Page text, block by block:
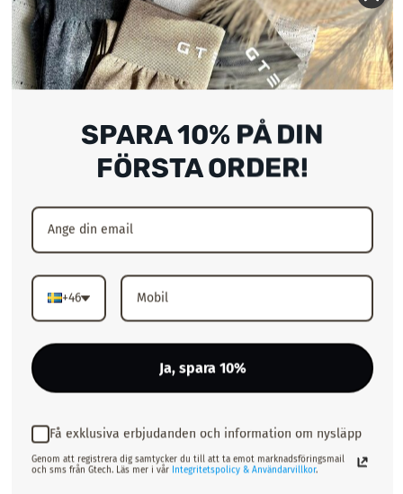
En ny favorit!
Louise D.
Verifierad köpare 16/12/25
Så skönt och snygg
Så skönt och snygg
Sandra L.
Sitter så bra och
färgen
SPARA 10% PÅ DIN
FÖRSTA ORDER!
+46
Ja, spara 10%
Få exklusiva erbjudanden och information om nysläpp
Genom att registrera dig samtycker du till att ta emot marknadsföringsmail
och sms från Gtech. Läs mer i vår Integritetspolicy & Användarvillkor.